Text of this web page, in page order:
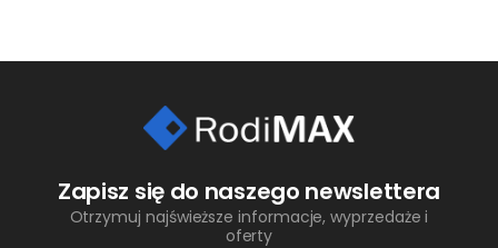
Zapisz się do naszego newslettera
Otrzymuj najświeższe informacje, wyprzedaże i
oferty